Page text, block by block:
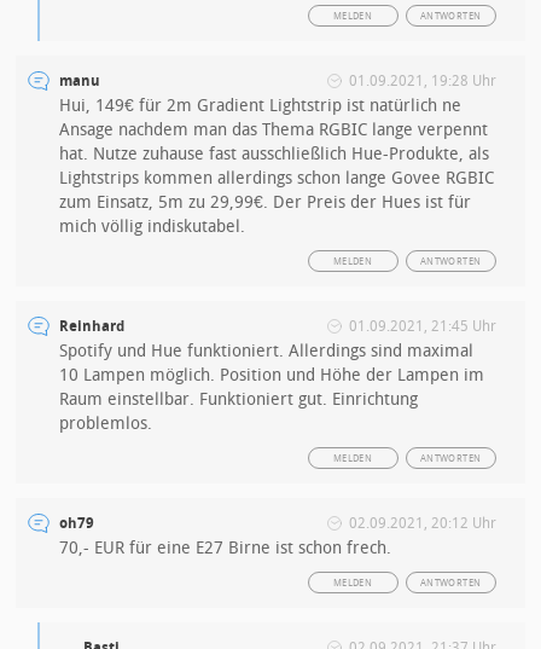
ANTWORTEN
MELDEN
manu 01.09.2021, 19:28 Uhr
Hui, 149€ für 2m Gradient Lightstrip ist natürlich ne
Ansage nachdem man das Thema RGBIC lange verpennt
hat. Nutze zuhause fast ausschließlich Hue-Produkte, als
Lightstrips kommen allerdings schon lange Govee RGBIC
zum Einsatz, 5m zu 29,99€. Der Preis der Hues ist für
mich völlig indiskutabel.
ANTWORTEN
MELDEN
Reinhard 01.09.2021, 21:45 Uhr
Spotify und Hue funktioniert. Allerdings sind maximal
10 Lampen möglich. Position und Höhe der Lampen im
Raum einstellbar. Funktioniert gut. Einrichtung
problemlos.
ANTWORTEN
MELDEN
oh79 02.09.2021, 20:12 Uhr
70,- EUR für eine E27 Birne ist schon frech.
ANTWORTEN
MELDEN